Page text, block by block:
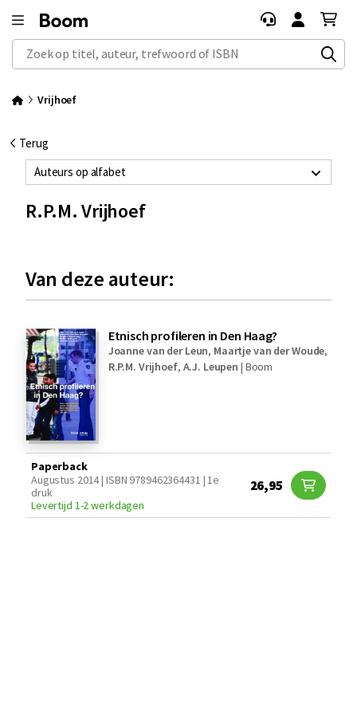
Zoek op titel, auteur, trefwoord of ISBN
Vrijhoef
Terug
Auteurs op alfabet
R.P.M. Vrijhoef
Van deze auteur:
Etnisch profileren in Den Haag?
Joanne van der Leun, Maartje van der Woude,
R.P.M. Vrijhoef, A.J. Leupen | Boom
Paperback
Augustus 2014 | ISBN 9789462364431 | 1e
druk
Levertijd 1-2 werkdagen
26,95